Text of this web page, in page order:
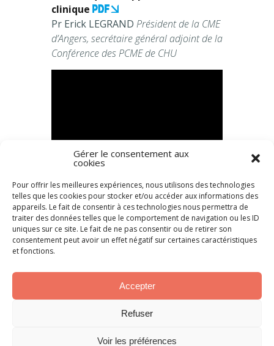
Gérer le consentement aux
cookies
Pour offrir les meilleures expériences, nous utilisons des technologies
telles que les cookies pour stocker et/ou accéder aux informations des
appareils. Le fait de consentir à ces technologies nous permettra de
traiter des données telles que le comportement de navigation ou les ID
uniques sur ce site. Le fait de ne pas consentir ou de retirer son
consentement peut avoir un effet négatif sur certaines caractéristiques
et fonctions.
Accepter
Refuser
Voir les préférences
clinique
Pr Erick LEGRAND Président de la CME
d’Angers, secrétaire général adjoint de la
Conférence des PCME de CHU